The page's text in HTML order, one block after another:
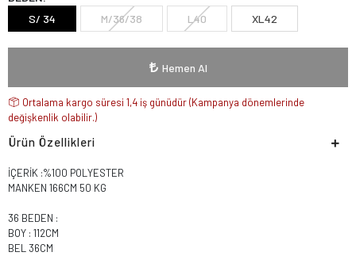
S/ 34
M/36/38 L40 XL42
Hemen Al
Ortalama kargo süresi 1,4 iş günüdür (Kampanya dönemlerinde
değişkenlik olabilir.)
Ürün Özellikleri
İÇERİK :%100 POLYESTER
MANKEN 166CM 50 KG
36 BEDEN :
BOY : 112CM
BEL 36CM